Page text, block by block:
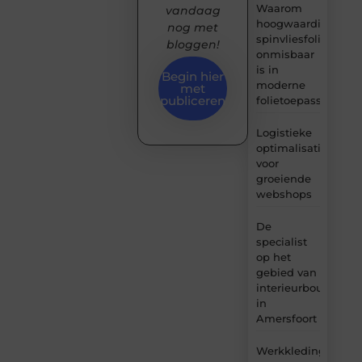
Waarom
hoogwaardige
spinvliesfolie
onmisbaar
is in
moderne
folietoepassingen
Logistieke
optimalisatie
voor
groeiende
webshops
De
specialist
op het
gebied van
interieurbouw
in
Amersfoort
Werkkleding
vandaag
nog met
bloggen!
Begin hier
met
publiceren